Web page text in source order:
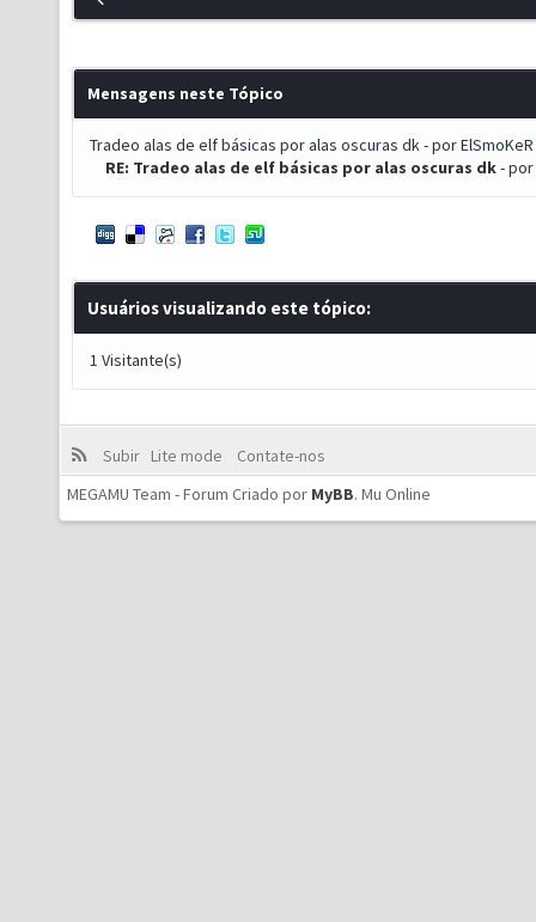
Mensagens neste Tópico
Tradeo alas de elf básicas por alas oscuras dk- porElSmoKeR
RE: Tradeo alas de elf básicas por alas oscuras dk- por
Usuários visualizando este tópico:
1 Visitante(s)
Subir Lite mode
Contate-nos
MEGAMU Team - Forum Criado por MyBB. Mu Online